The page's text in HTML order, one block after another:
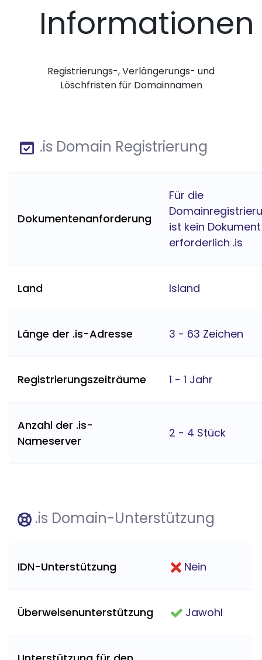
Informationen
Registrierungs-, Verlängerungs- und
Löschfristen für Domainnamen
.is Domain Registrierung
Dokumentenanforderung
Für die
ist kein Dokument
erforderlich .is
Land Island
Länge der .is-Adresse 3 - 63 Zeichen
Registrierungszeiträume 1 - 1 Jahr
Anzahl der .is-
Nameserver
2 - 4 Stück
.is Domain-Unterstützung
IDN-Unterstützung Nein
Überweisenunterstützung Jawohl